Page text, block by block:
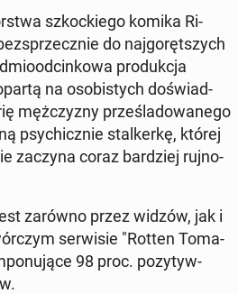
szkoc­kie­go komika Ri­
do naj­go­ręt­szych
pro­duk­cja
na oso­bi­stych do­świad­
męż­czy­zny prze­śla­do­wa­ne­go
psy­chicz­nie stal­ker­kę, której
zaczyna coraz bar­dziej ruj­no­
zarówno przez widzów, jak i
ser­wi­sie "Rotten To­ma­
98 proc. po­zy­tyw­